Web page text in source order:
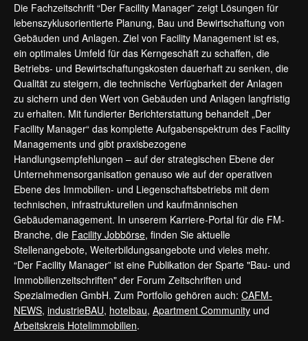
Die Fachzeitschrift “Der Facility Manager” zeigt Lösungen für
lebenszyklusorientierte Planung, Bau und Bewirtschaftung von
Gebäuden und Anlagen. Ziel von Facility Management ist es,
ein optimales Umfeld für das Kerngeschäft zu schaffen, die
Betriebs- und Bewirtschaftungskosten dauerhaft zu senken, die
Qualität zu steigern, die technische Verfügbarkeit der Anlagen
zu sichern und den Wert von Gebäuden und Anlagen langfristig
zu erhalten. Mit fundierter Berichterstattung behandelt „Der
Facility Manager“ das komplette Aufgabenspektrum des Facility
Managements und gibt praxisbezogene
Handlungsempfehlungen – auf der strategischen Ebene der
Unternehmensorganisation genauso wie auf der operativen
Ebene des Immobilien- und Liegenschaftsbetriebs mit dem
technischen, infrastrukturellen und kaufmännischen
Gebäudemanagement. In unserem Karriere-Portal für die FM-
Branche, die Facility Jobbörse, finden Sie aktuelle
Stellenangebote, Weiterbildungsangebote und vieles mehr.
“Der Facility Manager” ist eine Publikation der Sparte "Bau- und
Immobilienzeitschriften" der Forum Zeitschriften und
Spezialmedien GmbH. Zum Portfolio gehören auch: CAFM-
NEWS, industrieBAU, hotelbau, Apartment Community und
Arbeitskreis Hotelimmobilien.